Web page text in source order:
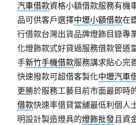
汽車借款資格小額借款服務有機
品可供客戶選擇中壢小額借款在
行借款台灣出貨品牌燈飾目錄專
化燈飾款式好貸過服務借款管道
手新竹手機借款服務講求貼心完
快速撥款可超借客製化中壢汽車
更勝於服務工藝目前市面最即時
借款快速率借貸當舖最低利個人
明設計製造燈具的燈飾批發且資